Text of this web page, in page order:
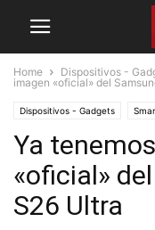
Home Dispositivos -
imagen «oficial» del
Dispositivos - Gadgets
Ya
«oficial»
S26 Ultra